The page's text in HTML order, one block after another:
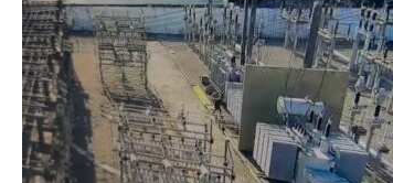
milhões de
pretendem
Homem é preso
suspeita de
drogas em